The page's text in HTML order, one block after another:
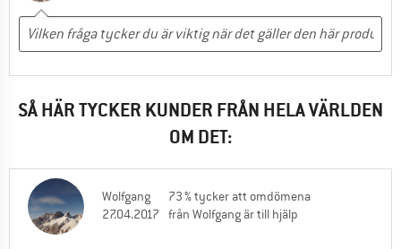
SÅ HÄR TYCKER KUNDER FRÅN HELA VÄRLDEN
OM DET:
Wolfgang
27.04.2017
73 % tycker att omdömena
från Wolfgang är till hjälp